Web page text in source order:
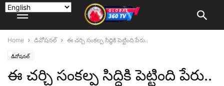
Home డివోషనల్ ఈ చర్చి సంకల్ప సిద్ధికి పెట్టింది పేరు..
డివోషనల్
ఈ చర్చి సంకల్ప సిద్ధికి పెట్టింది పేరు..